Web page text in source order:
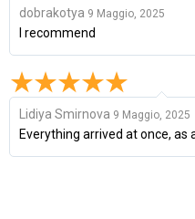
dobrakotya 9 Maggio, 2025
I recommend
Lidiya Smirnova 9 Maggio, 2025
Everything arrived at once, as